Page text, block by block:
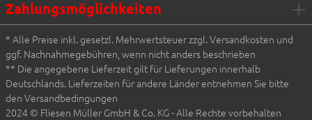
Zahlungsmöglichkeiten
* Alle Preise inkl. gesetzl. Mehrwertsteuer zzgl. Versandkosten und
ggf. Nachnahmegebühren, wenn nicht anders beschrieben
** Die angegebene Lieferzeit gilt für Lieferungen innerhalb
Deutschlands. Lieferzeiten für andere Länder entnehmen Sie bitte
den Versandbedingungen
2024 © Fliesen Müller GmbH & Co. KG - Alle Rechte vorbehalten